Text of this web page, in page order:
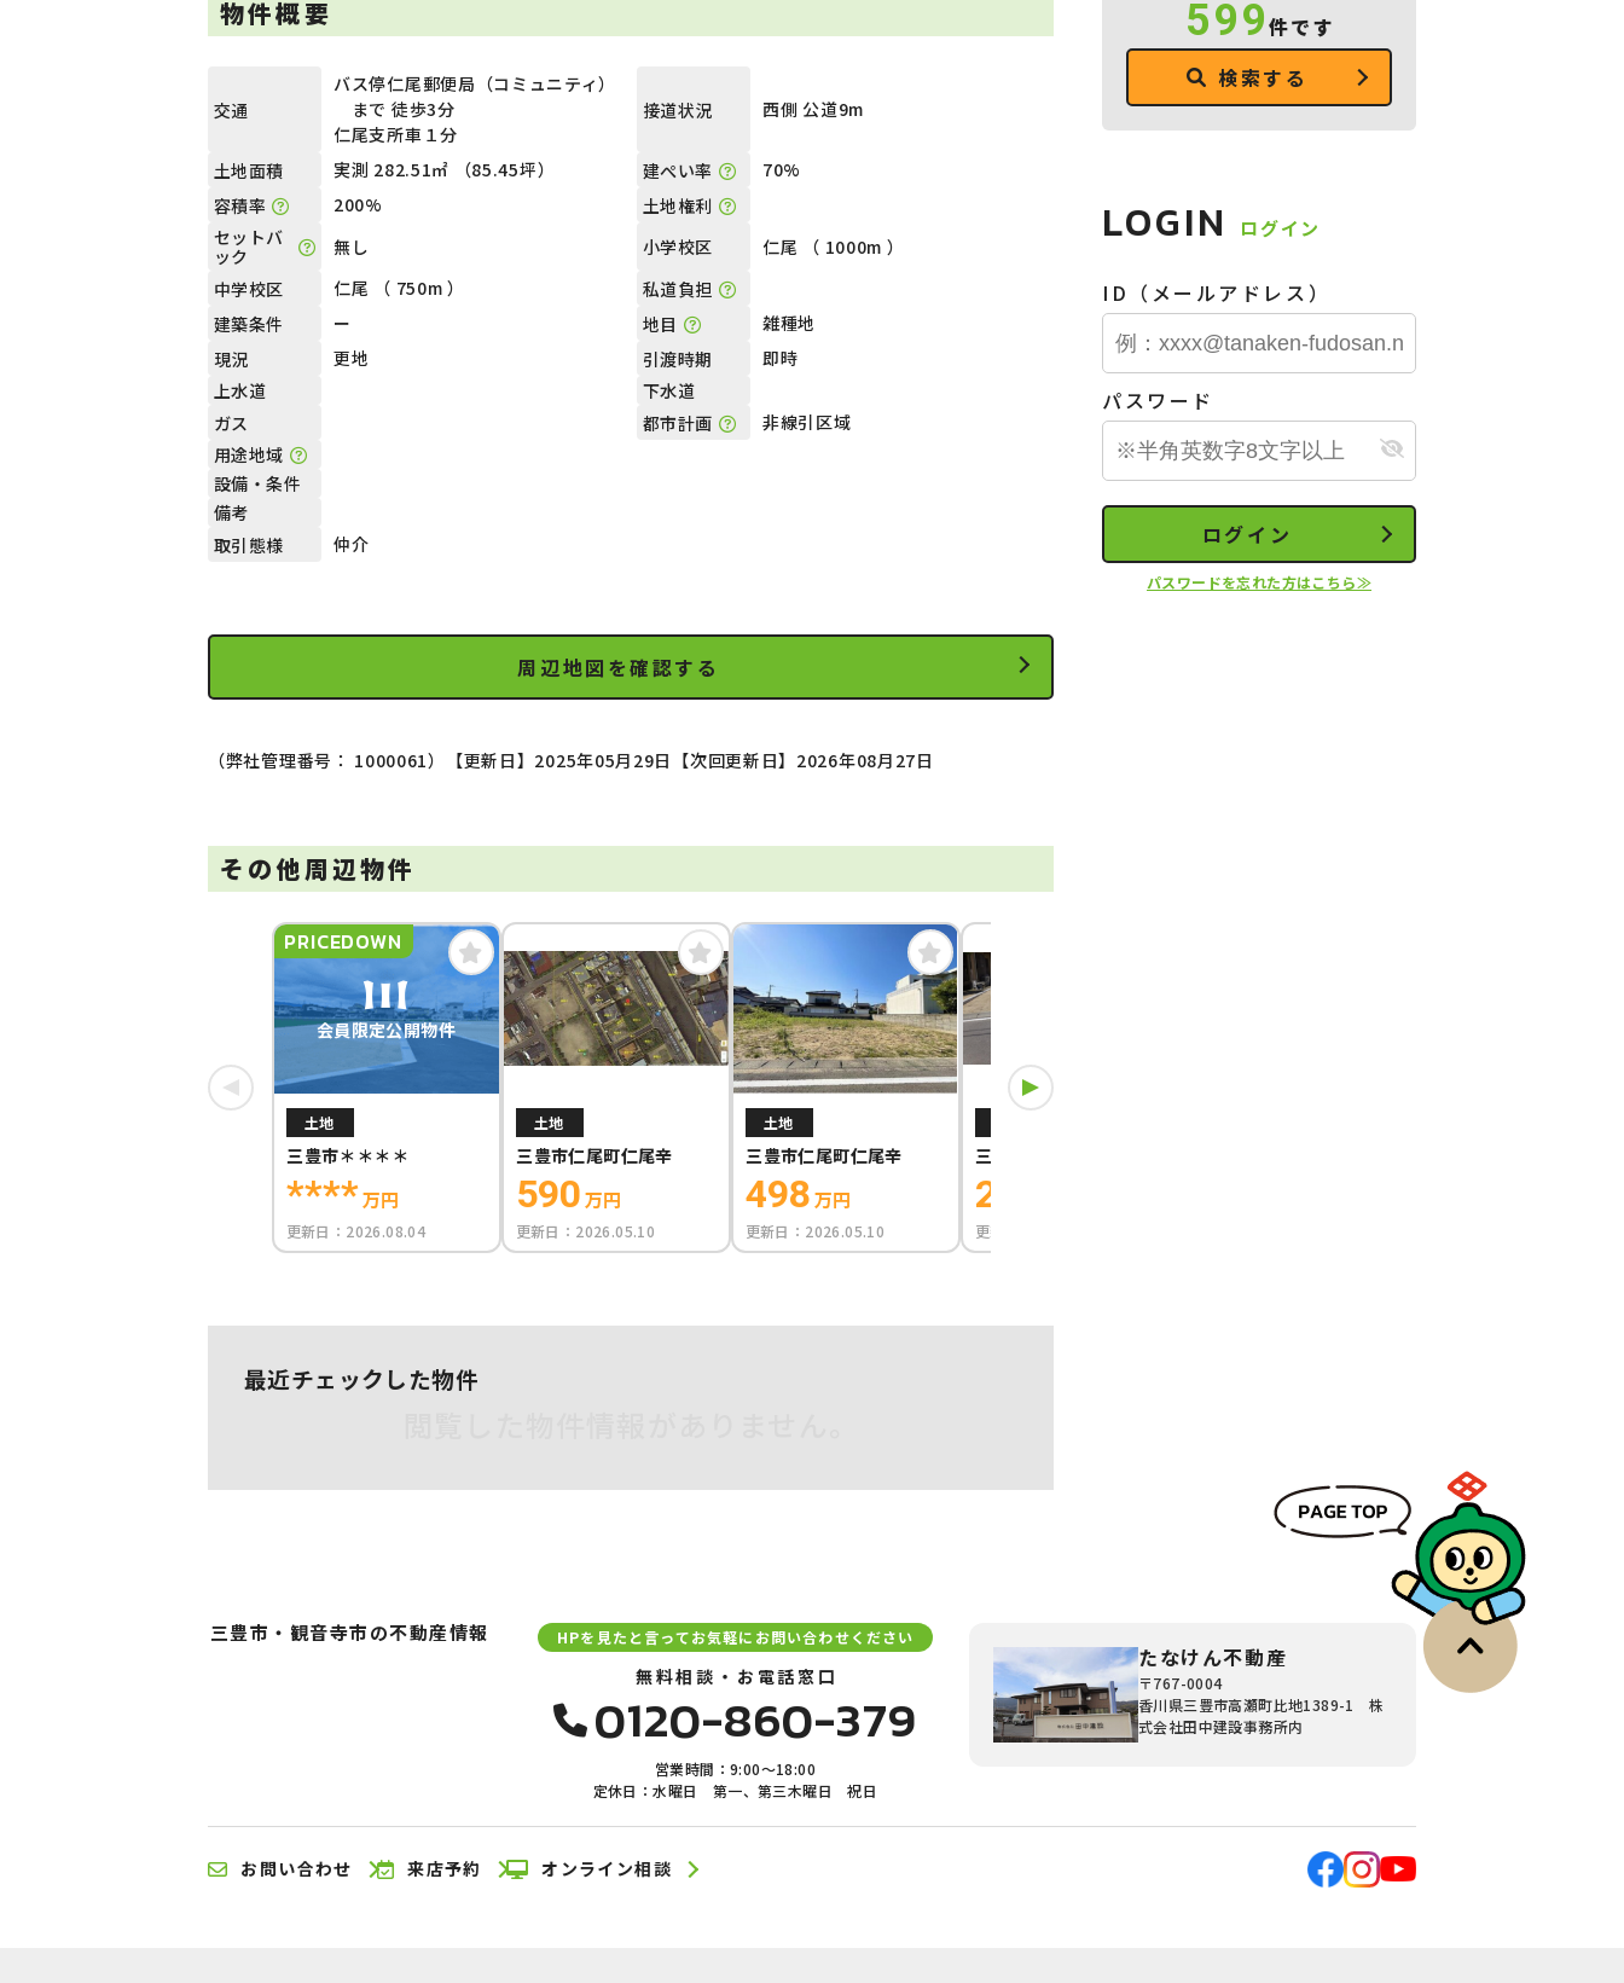
物件概要
交通
バス停仁尾郵便局（コミュニティ）
まで 徒歩3分
仁尾支所車１分
接道状況 西側 公道9m
土地面積 実測 282.51㎡ （85.45坪） 建ぺい率
70%
容積率
200%
土地権利
セットバ
ック
無し 小学校区
仁尾 （ 1000m ）
中学校区
仁尾 （ 750m ）
私道負担
建築条件
ー 地目
雑種地
現況
更地 引渡時期
即時
上水道
下水道
ガス
都市計画
非線引区域
用途地域
設備・条件
備考
取引態様
仲介
周辺地図を確認する
（弊社管理番号： 1000061） 【更新日】2025年05月29日 【次回更新日】2026年08月27日
その他周辺物件
会員限定公開物件
PRICEDOWN
土地
三豊市＊＊＊＊
****万円
更新日： 2026.08.04
土地
三豊市仁尾町仁尾辛
590万円
更新日： 2026.05.10
土地
三豊市仁尾町仁尾辛
498万円
更新日： 2026.05.10
三豊市仁尾町仁尾辛
240
更新日：
最近チェックした物件
599件です
検索する
LOGIN ログイン
ID（メールアドレス）
パスワード
ログイン
パスワードを忘れた方はこちら≫
三豊市・観音寺市の不動産情報 HPを見たと言ってお気軽にお問い合わせください
無料相談・お電話窓口
0120-860-379
営業時間：9:00〜18:00
定休日：水曜日 第一、第三木曜日 祝日
たなけん不動産
〒767-0004
香川県三豊市高瀬町比地1389-1 株
式会社田中建設事務所内
お問い合わせ 来店予約 オンライン相談